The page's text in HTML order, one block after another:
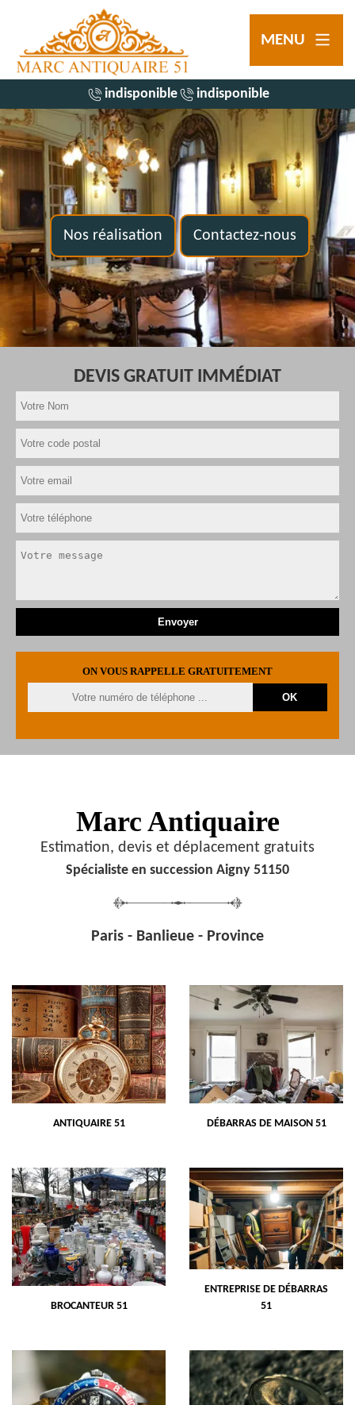
MENU
indisponible indisponible
Nos réalisation Contactez-nous
DEVIS GRATUIT IMMÉDIAT
ON VOUS RAPPELLE GRATUITEMENT
Marc Antiquaire
Estimation, devis et déplacement gratuits
Spécialiste en succession Aigny 51150
Paris - Banlieue - Province
ANTIQUAIRE 51 DÉBARRAS DE MAISON 51
BROCANTEUR 51
ENTREPRISE DE DÉBARRAS
51